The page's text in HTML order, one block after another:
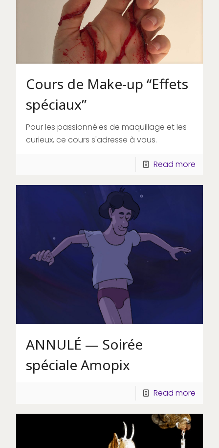
Cours de Make-up “Effets
spéciaux”
Pour les passionné·es de maquillage et les
curieux, ce cours s'adresse à vous.
Read more
ANNULÉ — Soirée
spéciale Amopix
Read more